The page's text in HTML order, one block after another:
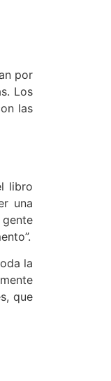
por
Los
las
libro
una
la
que